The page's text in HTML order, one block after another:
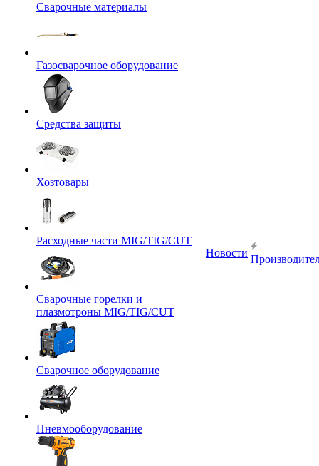
Сварочные материалы
Газосварочное оборудование
Средства защиты
Хозтовары
Расходные части MIG/TIG/CUT
Сварочные горелки и
плазмотроны MIG/TIG/CUT
Сварочное оборудование
Пневмооборудование
Новости